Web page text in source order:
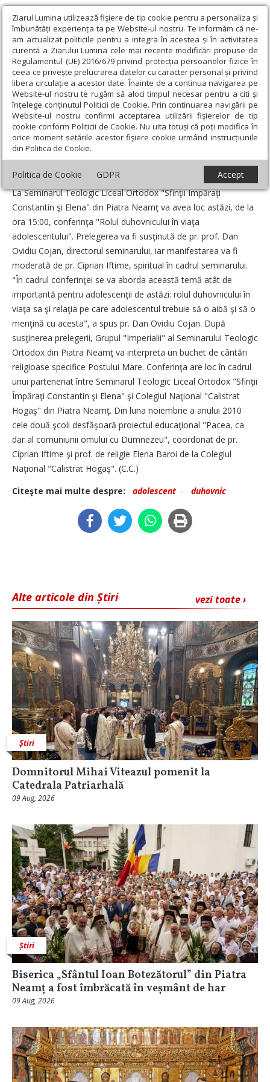
Ziarul Lumina utilizează fişiere de tip cookie pentru a personaliza și
îmbunătăți experiența ta pe Website-ul nostru. Te informăm că ne-
am actualizat politicile pentru a integra în acestea și în activitatea
curentă a Ziarului Lumina cele mai recente modificări propuse de
Regulamentul (UE) 2016/679 privind protecția persoanelor fizice în
ceea ce privește prelucrarea datelor cu caracter personal și privind
libera circulație a acestor date. Înainte de a continua navigarea pe
Website-ul nostru te rugăm să aloci timpul necesar pentru a citi și
înțelege conținutul Politicii de Cookie. Prin continuarea navigării pe
Website-ul nostru confirmi acceptarea utilizării fişierelor de tip
cookie conform Politicii de Cookie. Nu uita totuși că poți modifica în
orice moment setările acestor fişiere cookie urmând instrucțiunile
din Politica de Cookie.
Politica de Cookie GDPR Accept
Ziarul Lumina › Actualitate religioasă › Știri › „Rolul duhovnicului
în viaţa adolescentului“
„Rolul duhovnicului în viaţa adolescentului“
Data: 18 Martie 2011
La Seminarul Teologic Liceal Ortodox "Sfinţii Împăraţi
Constantin şi Elena" din Piatra Neamţ va avea loc astăzi, de la
ora 15:00, conferinţa "Rolul duhovnicului în viaţa
adolescentului". Prelegerea va fi susţinută de pr. prof. Dan
Ovidiu Cojan, directorul seminarului, iar manifestarea va fi
moderată de pr. Ciprian Iftime, spiritual în cadrul seminarului.
"În cadrul conferinţei se va aborda această temă atât de
importantă pentru adolescenţii de astăzi: rolul duhovnicului în
viaţa sa şi relaţia pe care adolescentul trebuie să o aibă şi să o
menţină cu acesta", a spus pr. Dan Ovidiu Cojan. După
susţinerea prelegerii, Grupul "Imperialii" al Seminarului Teologic
Ortodox din Piatra Neamţ va interpreta un buchet de cântări
religioase specifice Postului Mare. Conferinţa are loc în cadrul
unui parteneriat între Seminarul Teologic Liceal Ortodox "Sfinţii
Împăraţi Constantin şi Elena" şi Colegiul Naţional "Calistrat
Hogaş" din Piatra Neamţ. Din luna noiembrie a anului 2010
cele două şcoli desfăşoară proiectul educaţional "Pacea, ca
dar al comuniunii omului cu Dumnezeu", coordonat de pr.
Ciprian Iftime şi prof. de religie Elena Baroi de la Colegiul
Naţional "Calistrat Hogaş". (C.C.)
Citeşte mai multe despre:
adolescent - duhovnic
vezi toate ›
Alte articole din Știri
Știri
Domnitorul Mihai Viteazul pomenit la
Catedrala Patriarhală
09 Aug, 2026
Știri
Biserica „Sfântul Ioan Botezătorul” din Piatra
Neamț a fost îmbrăcată în veșmânt de har
09 Aug, 2026